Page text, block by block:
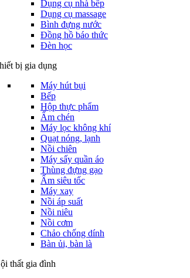
Dụng cụ nhà bếp
Dụng cụ massage
Bình đựng nước
Đồng hồ báo thức
Đèn học
bị gia dụng
Máy hút bụi
Bếp
Hộp thực phẩm
Ấm chén
Máy lọc không khí
Quạt nóng, lạnh
Nồi chiên
Máy sấy quần áo
Thùng đựng gạo
Ấm siêu tốc
Máy xay
Nồi áp suất
Nồi niêu
Nồi cơm
Chảo chống dính
Bàn ủi, bàn là
thất gia đình